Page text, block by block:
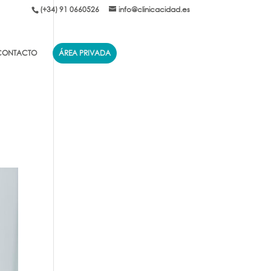
(+34) 91 0660526 info@clinicacidad.es
ÁREA PRIVADA